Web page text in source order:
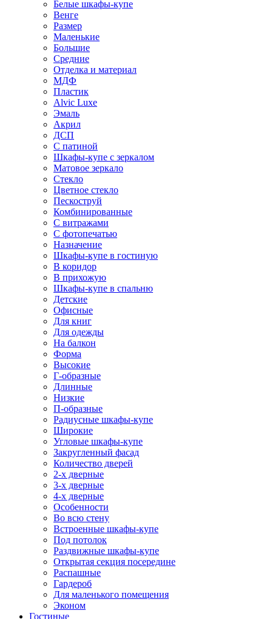
Белые шкафы-купе
Венге
Размер
Маленькие
Большие
Средние
Отделка и материал
МДФ
Пластик
Alvic Luxe
Эмаль
Акрил
ДСП
С патиной
Шкафы-купе с зеркалом
Матовое зеркало
Стекло
Цветное стекло
Пескоструй
Комбинированные
С витражами
С фотопечатью
Назначение
Шкафы-купе в гостиную
В коридор
В прихожую
Шкафы-купе в спальню
Детские
Офисные
Для книг
Для одежды
На балкон
Форма
Высокие
Г-образные
Длинные
Низкие
П-образные
Радиусные шкафы-купе
Широкие
Угловые шкафы-купе
Закругленный фасад
Количество дверей
2-х дверные
3-х дверные
4-х дверные
Особенности
Во всю стену
Встроенные шкафы-купе
Под потолок
Раздвижные шкафы-купе
Открытая секция посередине
Распашные
Гардероб
Для маленького помещения
Эконом
Гостиные